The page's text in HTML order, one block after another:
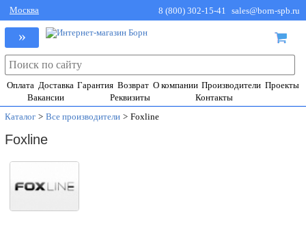
Москва 8 (800) 302-15-41 sales@born-spb.ru
»
Оплата Доставка Гарантия Возврат О компании Производители Проекты
Вакансии
Реквизиты
Контакты
Каталог > Все производители > Foxline
Foxline